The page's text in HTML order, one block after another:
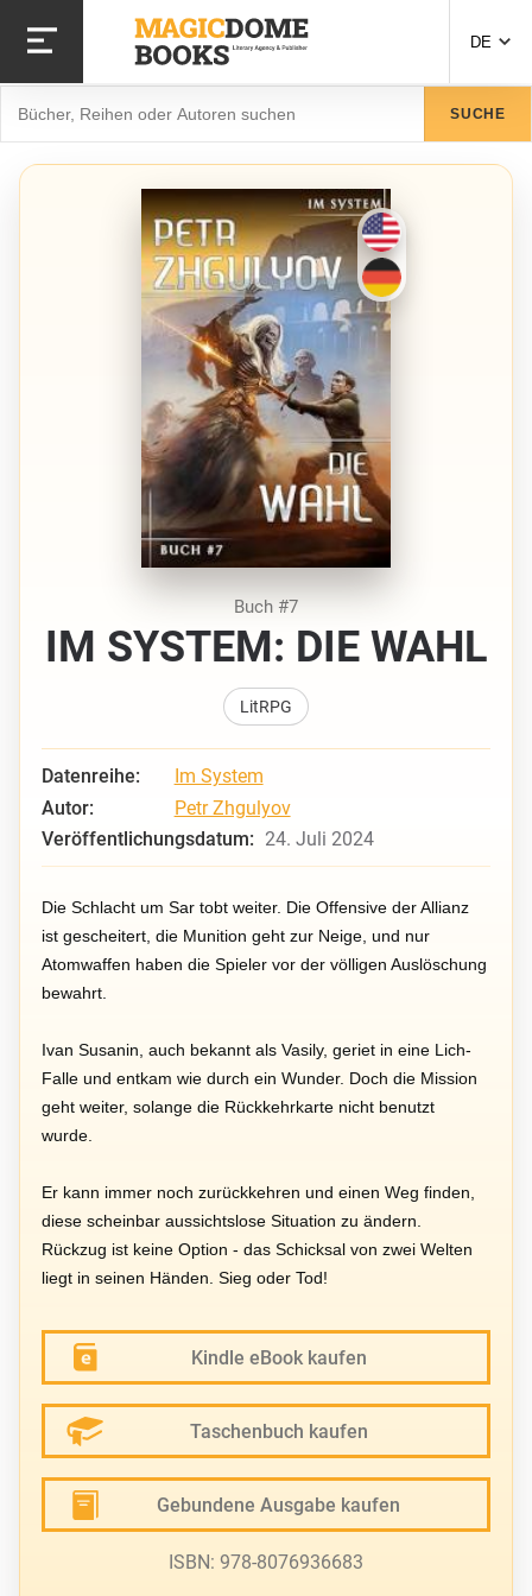
zum
Inhalt
DE
SUCHE
Buch #7
IM SYSTEM: DIE WAHL
LitRPG
Datenreihe:
Im System
Autor:
Petr Zhgulyov
Veröffentlichungsdatum: 24. Juli 2024
Die Schlacht um Sar tobt weiter. Die Offensive der Allianz
ist gescheitert, die Munition geht zur Neige, und nur
Atomwaffen haben die Spieler vor der völligen Auslöschung
bewahrt.
Ivan Susanin, auch bekannt als Vasily, geriet in eine Lich-
Falle und entkam wie durch ein Wunder. Doch die Mission
geht weiter, solange die Rückkehrkarte nicht benutzt
wurde.
Er kann immer noch zurückkehren und einen Weg finden,
diese scheinbar aussichtslose Situation zu ändern.
Rückzug ist keine Option - das Schicksal von zwei Welten
liegt in seinen Händen. Sieg oder Tod!
Kindle eBook kaufen
Taschenbuch kaufen
Gebundene Ausgabe kaufen
ISBN: 978-8076936683